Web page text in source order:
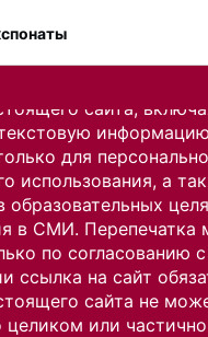
сайта,
для
использования, а
образовательных
в СМИ. Перепечатка
по согласованию
ссылка на сайт
сайта не
целиком или